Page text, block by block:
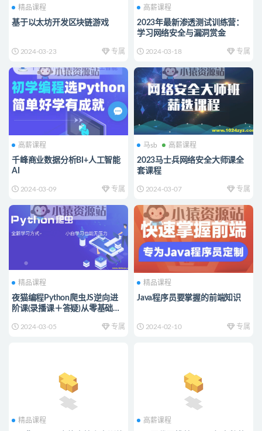
精品课程
基于以太坊开发区块链游戏
2024-03-23 专属
高薪课程
2023年最新渗透测试训练营：
学习网络安全与漏洞赏金
2024-03-18 专属
高薪课程
千峰商业数据分析BI+人工智能
AI
2024-03-09 专属
马sb 高薪课程
2023马士兵网络安全大师课全
套课程
2024-03-07 专属
精品课程
夜猫编程Python爬虫JS逆向进
阶课(录播课＋答疑)从零基础到
2024-03-05 专属
精品课程
Java程序员要掌握的前端知识
2024-02-10 专属
精品课程 高薪课程